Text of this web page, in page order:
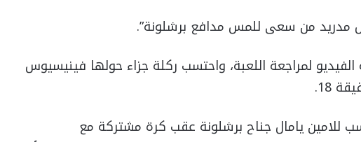
مدريد من سعى للمس مدافع برشلونة”.
لمراجعة اللعبة، واحتسب ركلة جزاء حولها فينيسيوس
18.
للامين يامال جناح برشلونة عقب كرة مشتركة مع